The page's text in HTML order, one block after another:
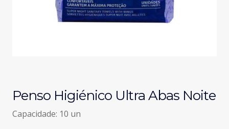
Penso Higiénico Ultra Abas Noite
Capacidade: 10 un